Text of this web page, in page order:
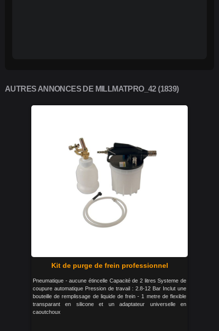
AUTRES ANNONCES DE MILLMATPRO_42 (1839)
Kit de purge de frein professionnel
Pneumatique - aucune étincelle Capacité de 2 litres Systeme de
coupure automatique Pression de travail : 2.8-12 Bar Inclut une
bouteille de remplissage de liquide de frein - 1 metre de flexible
transparant en silicone et un adaptateur universelle en
caoutchoux